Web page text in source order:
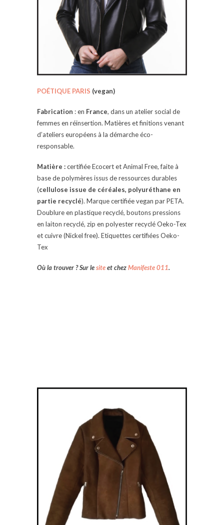
POÉTIQUE PARIS (vegan)
Fabrication : en France, dans un atelier social de
femmes en réinsertion. Matières et finitions venant
d’ateliers européens à la démarche éco-
responsable.
Matière :certifiée Ecocert et Animal Free, faite à
base de polymères issus de ressources durables
(cellulose issue de céréales, polyuréthane en
partie recyclé). Marque certifiée vegan par PETA.
Doublure en plastique recyclé, boutons pressions
en laiton recyclé, zip en polyester recyclé Oeko-Tex
et cuivre (Nickel free). Etiquettes certifiées Oeko-
Tex
Où la trouver ? Sur lesiteet chezManifeste 011.